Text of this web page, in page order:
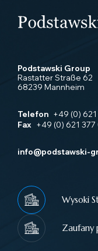
Podstawski Group
Rastatter Straße 62
68239 Mannheim
Telefon +49 (0)
Fax
+49 (0) 621 377
info@podstawski-
Wysoki
Zaufany